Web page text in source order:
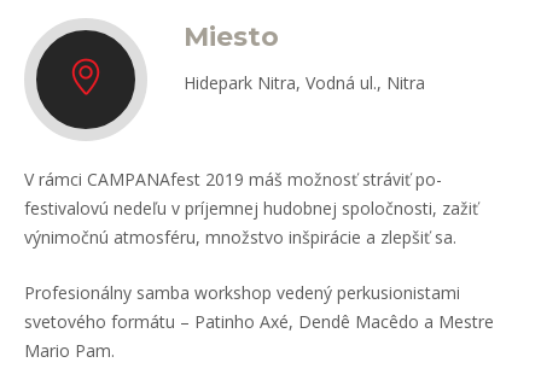
Miesto
Hidepark Nitra, Vodná ul., Nitra
V rámci CAMPANAfest 2019 máš možnosť stráviť po-
festivalovú nedeľu v príjemnej hudobnej spoločnosti, zažiť
výnimočnú atmosféru, množstvo inšpirácie a zlepšiť sa.
Profesionálny samba workshop vedený perkusionistami
svetového formátu – Patinho Axé, Dendê Macêdo a Mestre
Mario Pam.